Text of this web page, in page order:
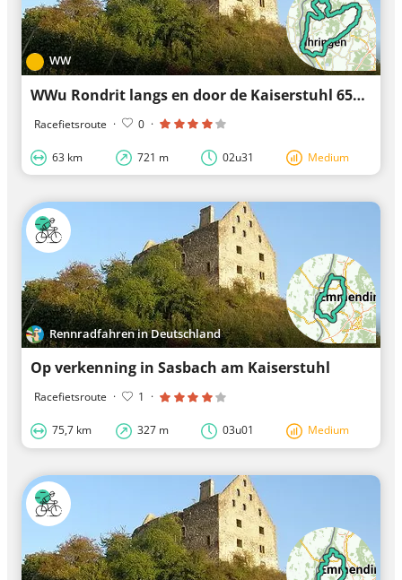
WW
WWu Rondrit langs en door de Kaiserstuhl 65km
Racefietsroute · 0 ·
63 km 721 m 02u31 Medium
Rennradfahren in Deutschland
Op verkenning in Sasbach am Kaiserstuhl
Racefietsroute · 1 ·
75,7 km 327 m 03u01 Medium